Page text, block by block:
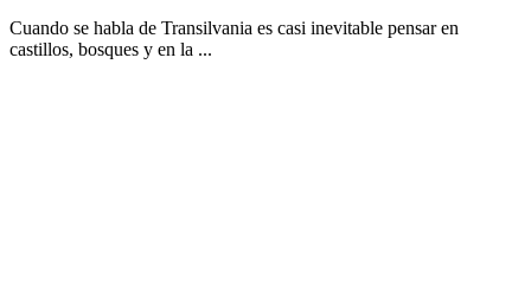
Cuando se habla de Transilvania es casi inevitable pensar en
castillos, bosques y en la ...